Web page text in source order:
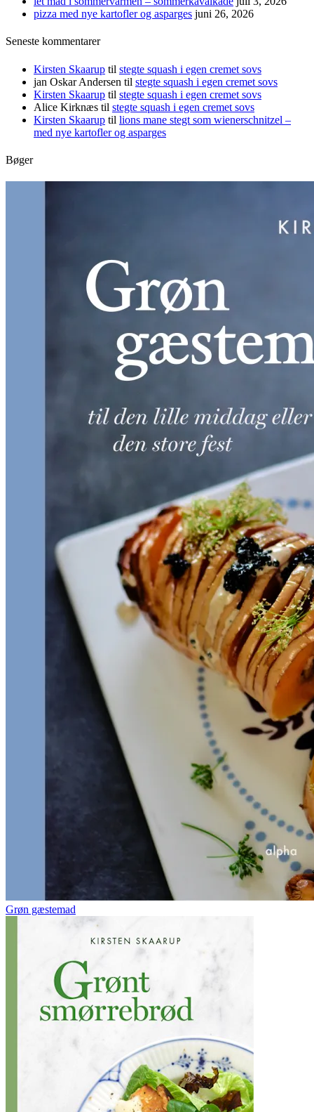
pizza med nye kartofler og asparges juni 26, 2026
Seneste kommentarer
Kirsten Skaarup til stegte squash i egen cremet sovs
jan Oskar Andersen til stegte squash i egen cremet sovs
Kirsten Skaarup til stegte squash i egen cremet sovs
Alice Kirknæs til stegte squash i egen cremet sovs
Kirsten Skaarup til lions mane stegt som wienerschnitzel –
med nye kartofler og asparges
Bøger
Grøn gæstemad